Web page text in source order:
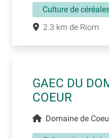
Culture de
2.3 km de Riom
GAEC DU
COEUR
Domaine de